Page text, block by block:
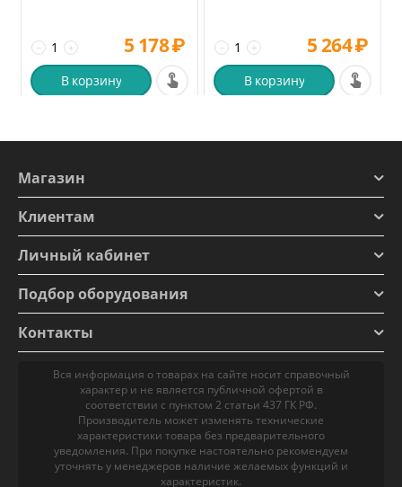
+
− 5 178₽
В корзину
+
− 5 264₽
В корзину
Магазин
Клиентам
Личный кабинет
Подбор оборудования
Контакты
Вся информация о товарах на сайте носит справочный
характер и не является публичной офертой в
соответствии с пунктом 2 статьи 437 ГК РФ.
Производитель может изменять технические
характеристики товара без предварительного
уведомления. При покупке настоятельно рекомендуем
уточнять у менеджеров наличие желаемых функций и
характеристик.